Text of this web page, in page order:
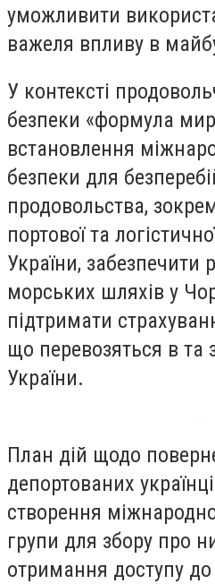
уможливити
важеля впливу в
У контексті
безпеки «формула
встановлення
безпеки для
продовольства,
портової та
України, забезпечити
морських шляхів у
підтримати
що перевозяться в та
України.
План дій щодо
депортованих
створення
групи для збору про
отримання доступу до